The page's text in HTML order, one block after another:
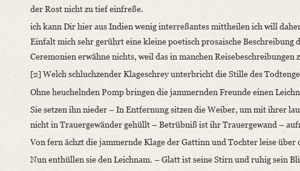
Provider: Dresden, Sächsische Landesbibliothek - Staats- und
OAI Id: 362895996
Bibliography: Walzel, Oskar: Neue Quellen zur Geschichte der
Incipit: „[1] Fort St. George d. 1. Febr. 84.
Lieber Wilhelm
Für Deinen Brief vom 9 Merz 84, der nach meiner geringen Meinung
Manuscript
Provider: Dresden, Sächsische Landesbibliothek - Staats- und
OAI Id: DE-611-36905
Classification Number: Mscr.Dresd.e.90,XIX,Bd.22,Nr.2
Number of Pages: 4 S. auf Doppelbl., hs. m. U.
der Rost nicht zu tief einfreße.
ich kann Dir hier aus Indien wenig interreßantes mittheilenich will
Einfalt mich sehr gerührt eine kleine poetisch prosaische Beschreibung
Ceremonien erwähne nichts, weil das in manchen Reisebeschreibungen
[2] Welch schluchzender Klageschrey unterbricht die Stille des
Ohne heuchelnden Pomp bringen die jammernden Freunde einen
Sie setzen ihn nieder – In Entfernung sitzen die Weiber, um mit ihrer
nicht in Trauergewänder gehüllt – Betrübniß ist ihr Trauergewand –
Von fern ächzt die jammernde Klage der Gattinn und Tochter leise
Nun enthüllen sie den Leichnam. – Glatt ist seine Stirn und ruhig sein